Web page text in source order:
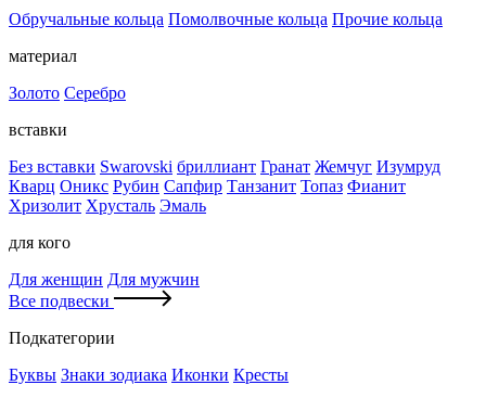
Обручальные кольца Помолвочные кольца Прочие кольца
материал
Золото Серебро
вставки
Без вставки Swarovski бриллиант Гранат Жемчуг Изумруд
Кварц Оникс Рубин Сапфир Танзанит Топаз Фианит
Хризолит Хрусталь Эмаль
для кого
Для женщин Для мужчин
Все подвески
Подкатегории
Буквы Знаки зодиака Иконки Кресты